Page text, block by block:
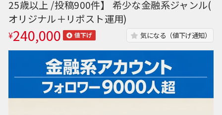
25歳以上 /投稿900件】 希少な金融系ジャンル(
オリジナル＋リポスト運用)
¥240,000 値下げ 気になる（値下げ通知）